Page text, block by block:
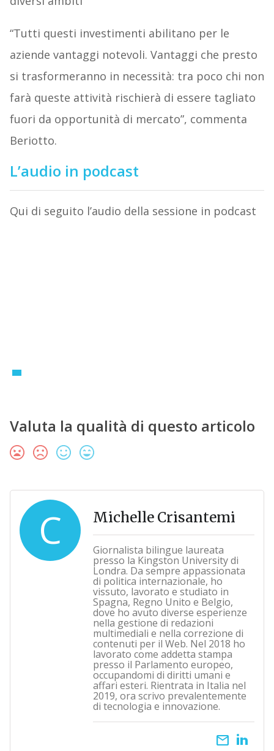
“Tutti questi investimenti abilitano per le
aziende vantaggi notevoli. Vantaggi che presto
si trasformeranno in necessità: tra poco chi non
farà queste attività rischierà di essere tagliato
fuori da opportunità di mercato”, commenta
Beriotto.
L’audio in podcast
Qui di seguito l’audio della sessione in podcast
Valuta la qualità di questo articolo
C Michelle Crisantemi
Giornalista bilingue laureata
presso la Kingston University di
Londra. Da sempre appassionata
di politica internazionale, ho
vissuto, lavorato e studiato in
Spagna, Regno Unito e Belgio,
dove ho avuto diverse esperienze
nella gestione di redazioni
multimediali e nella correzione di
contenuti per il Web. Nel 2018 ho
lavorato come addetta stampa
presso il Parlamento europeo,
occupandomi di diritti umani e
affari esteri. Rientrata in Italia nel
2019, ora scrivo prevalentemente
di tecnologia e innovazione.
email